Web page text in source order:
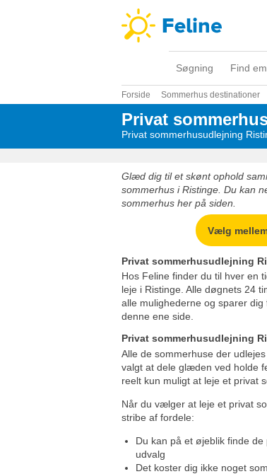
Søgning Find
Forside Sommerhus destinationer
Privat
Privat sommerhusudlejning
Glæd dig til et skønt ophold
sommerhus i Ristinge. Du kan
sommerhus her på siden.
Vælg
Privat sommerhusudlejning
Hos Feline finder du til hver en
leje i Ristinge. Alle døgnets 24
alle mulighederne og sparer
denne ene side.
Privat sommerhusudlejning
Alle de sommerhuse der
valgt at dele glæden ved holde
reelt kun muligt at leje et privat
Når du vælger at leje et privat
stribe af fordele:
Du kan på et øjeblik finde
udvalg
Det koster dig ikke noget